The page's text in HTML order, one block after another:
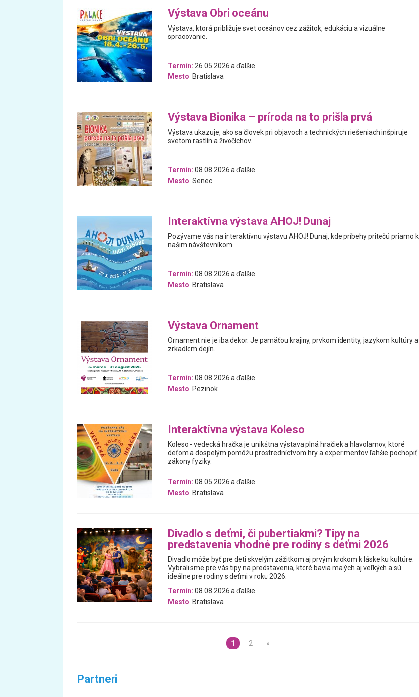
Výstava Obri oceánu
Výstava, ktorá približuje svet oceánov cez zážitok, edukáciu a vizuálne
spracovanie.
Termín: 26.05.2026 a ďalšie
Mesto: Bratislava
Výstava Bionika – príroda na to prišla prvá
Výstava ukazuje, ako sa človek pri objavoch a technických riešeniach inšpiruje
svetom rastlín a živočíchov.
Termín: 08.08.2026 a ďalšie
Mesto: Senec
Interaktívna výstava AHOJ! Dunaj
Pozývame vás na interaktívnu výstavu AHOJ! Dunaj, kde príbehy pritečú priamo k
našim návštevníkom.
Termín: 08.08.2026 a ďalšie
Mesto: Bratislava
Výstava Ornament
Ornament nie je iba dekor. Je pamäťou krajiny, prvkom identity, jazykom kultúry a
zrkadlom dejín.
Termín: 08.08.2026 a ďalšie
Mesto: Pezinok
Interaktívna výstava Koleso
Koleso - vedecká hračka je unikátna výstava plná hračiek a hlavolamov, ktoré
deťom a dospelým pomôžu prostredníctvom hry a experimentov ľahšie pochopiť
zákony fyziky.
Termín: 08.05.2026 a ďalšie
Mesto: Bratislava
Divadlo s deťmi, či pubertiakmi? Tipy na
predstavenia vhodné pre rodiny s deťmi 2026
Divadlo môže byť pre deti skvelým zážitkom aj prvým krokom k láske ku kultúre.
Vybrali sme pre vás tipy na predstavenia, ktoré bavia malých aj veľkých a sú
ideálne pre rodiny s deťmi v roku 2026.
Termín: 08.08.2026 a ďalšie
Mesto: Bratislava
1 2 »
Partneri